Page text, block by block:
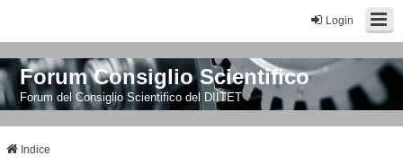
Login
Forum Consiglio Scientifico
Forum del Consiglio Scientifico del DIITET
Indice